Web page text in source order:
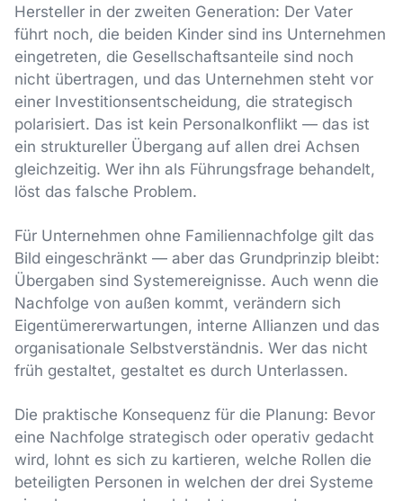
Hersteller in der zweiten Generation: Der Vater
führt noch, die beiden Kinder sind ins Unternehmen
eingetreten, die Gesellschaftsanteile sind noch
nicht übertragen, und das Unternehmen steht vor
einer Investitionsentscheidung, die strategisch
polarisiert. Das ist kein Personalkonflikt — das ist
ein struktureller Übergang auf allen drei Achsen
gleichzeitig. Wer ihn als Führungsfrage behandelt,
löst das falsche Problem.
Für Unternehmen ohne Familiennachfolge gilt das
Bild eingeschränkt — aber das Grundprinzip bleibt:
Übergaben sind Systemereignisse. Auch wenn die
Nachfolge von außen kommt, verändern sich
Eigentümererwartungen, interne Allianzen und das
organisationale Selbstverständnis. Wer das nicht
früh gestaltet, gestaltet es durch Unterlassen.
Die praktische Konsequenz für die Planung: Bevor
eine Nachfolge strategisch oder operativ gedacht
wird, lohnt es sich zu kartieren, welche Rollen die
beteiligten Personen in welchen der drei Systeme